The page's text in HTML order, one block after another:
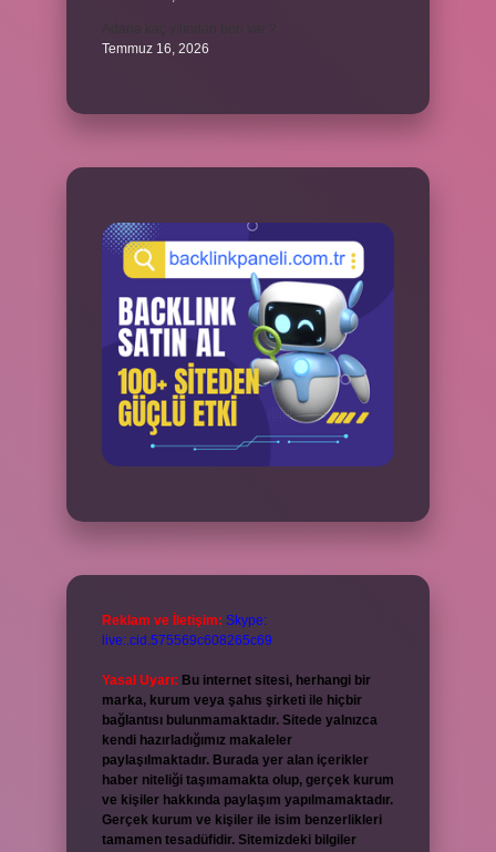
Temmuz 16, 2026
Reklam ve İletişim: Skype:
live:.cid.575569c608265c69
Yasal Uyarı: Bu internet sitesi, herhangi bir
marka, kurum veya şahıs şirketi ile hiçbir
bağlantısı bulunmamaktadır. Sitede yalnızca
kendi hazırladığımız makaleler
paylaşılmaktadır. Burada yer alan içerikler
haber niteliği taşımamakta olup, gerçek kurum
ve kişiler hakkında paylaşım yapılmamaktadır.
Gerçek kurum ve kişiler ile isim benzerlikleri
tamamen tesadüfidir. Sitemizdeki bilgiler